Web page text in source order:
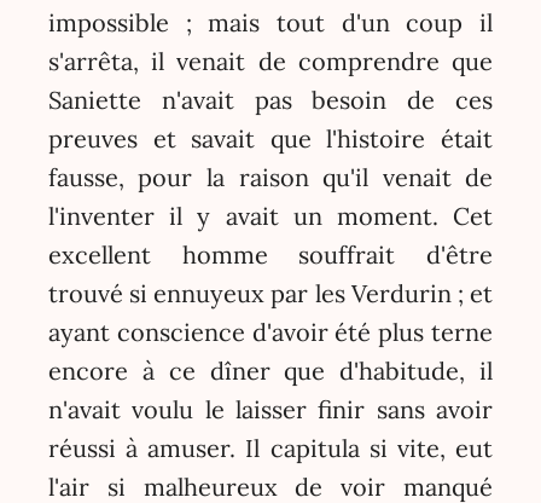
impossible ; mais tout d'un coup il
s'arrêta, il venait de comprendre que
Saniette n'avait pas besoin de ces
preuves et savait que l'histoire était
fausse, pour la raison qu'il venait de
l'inventer il y avait un moment. Cet
excellent homme souffrait d'être
trouvé si ennuyeux par les Verdurin ; et
ayant conscience d'avoir été plus terne
encore à ce dîner que d'habitude, il
n'avait voulu le laisser finir sans avoir
réussi à amuser. Il capitula si vite, eut
l'air si malheureux de voir manqué